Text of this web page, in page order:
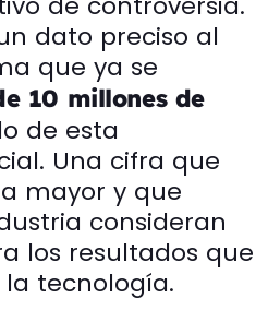
dato preciso al
que ya se
10 millones de
de esta
Una cifra que
mayor y que
consideran
los resultados que
tecnología.